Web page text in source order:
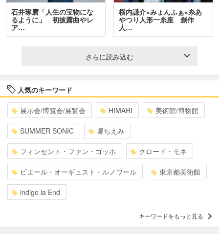
石井琢磨「人生の宝物にな
るように」 初披露曲やレ
ア…
横内謙介×みょんふぁ×糸あ
やつり人形一糸座 創作
人…
さらに読み込む
人気のキーワード
展示会/博覧会/展覧会 HIMARI 美術館/博物館
SUMMER SONIC 堀ちえみ
フィンセント・ファン・ゴッホ クロード・モネ
ピエール・オーギュスト・ルノワール 東京都美術館
indigo la End
キーワードをもっと見る